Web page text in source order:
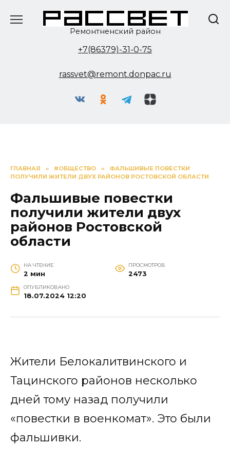
Ремонтненский район
+7(86379)-31-0-75
rassvet@remont.donpac.ru
ГЛАВНАЯ » #ОБЩЕСТВО »
ФАЛЬШИВЫЕ ПОВЕСТКИ
ПОЛУЧИЛИ ЖИТЕЛИ ДВУХ РАЙОНОВ РОСТОВСКОЙ ОБЛАСТИ
Фальшивые повестки
получили жители двух
районов Ростовской
области
НА ЧТЕНИЕ
2 мин
ПРОСМОТРОВ
2473
ОПУБЛИКОВАНО
18.07.2024 12:20
Жители Белокалитвинского и
Тацинского районов несколько
дней тому назад получили
«повестки в военкомат». Это были
фальшивки.